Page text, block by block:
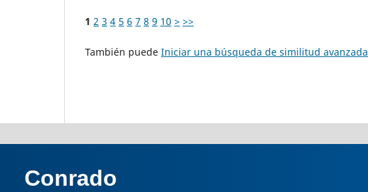
1 2 3 4 5 6 7 8 9 10 > >>
También puede Iniciar una búsqueda de similitud avanzada
Conrado